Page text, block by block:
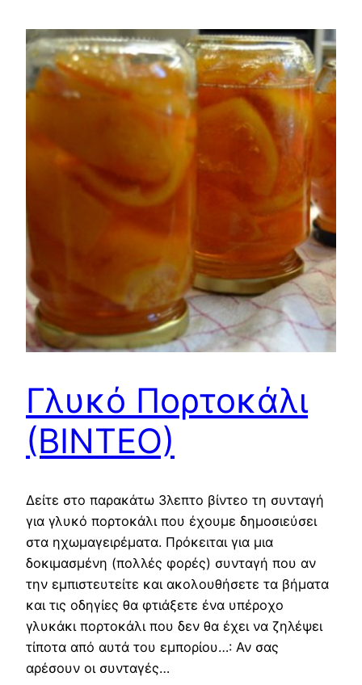
Γλυκό Πορτοκάλι
(ΒΙΝΤΕΟ)
Δείτε στο παρακάτω 3λεπτο βίντεο τη συνταγή
για γλυκό πορτοκάλι που έχουμε δημοσιεύσει
στα ηχωμαγειρέματα. Πρόκειται για μια
δοκιμασμένη (πολλές φορές) συνταγή που αν
την εμπιστευτείτε και ακολουθήσετε τα βήματα
και τις οδηγίες θα φτιάξετε ένα υπέροχο
γλυκάκι πορτοκάλι που δεν θα έχει να ζηλέψει
τίποτα από αυτά του εμπορίου…: Αν σας
αρέσουν οι συνταγές…